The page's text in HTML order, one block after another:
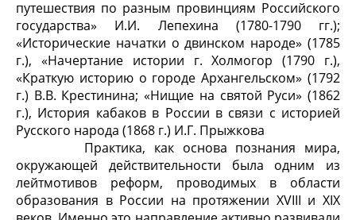
путешествия по разным провинциям Российского
государства» И.И. Лепехина (1780-1790 гг.);
«Исторические начатки о двинском народе» (1785
г.), «Начертание истории г. Холмогор (1790 г.),
«Краткую историю о городе Архангельском» (1792
г.) В.В. Крестинина; «Нищие на святой Руси» (1862
г.), История кабаков в России в связи с историей
Русского народа (1868 г.) И.Г. Прыжкова
Практика, как основа познания мира,
окружающей действительности была одним из
лейтмотивов реформ, проводимых в области
образования в России на протяжении XVIII и XIX